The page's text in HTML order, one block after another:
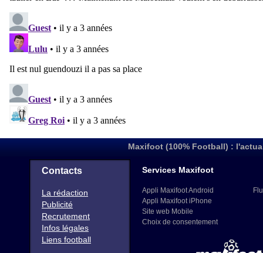
Maxifoot (100% Football) :
Contacts
La rédaction
Publicité
Recrutement
Infos légales
Liens football
Services Maxifoot
Appli Maxifoot Android
Appli Maxifoot iPhone
Site web Mobile
Choix de consentement